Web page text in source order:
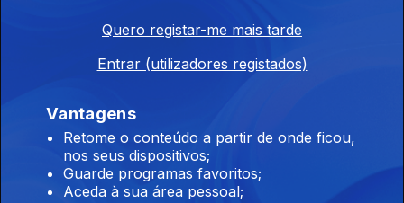
08 nov. 2025
Quero registar-me mais tarde
Entrar (utilizadores registados)
Vantagens
Retome o conteúdo a partir de onde ficou,
nos seus dispositivos;
Guarde programas favoritos;
Aceda à sua área pessoal;